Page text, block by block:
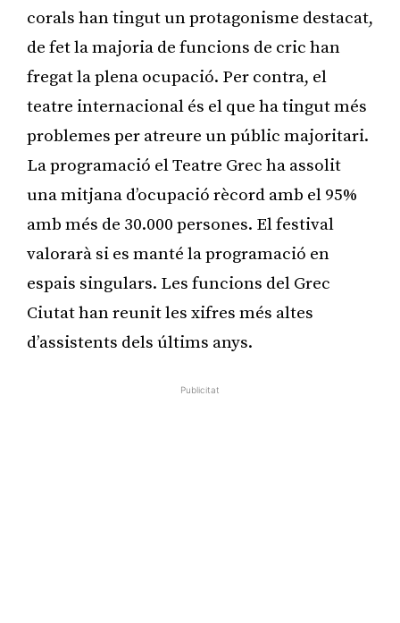
corals han tingut un protagonisme destacat,
de fet la majoria de funcions de cric han
fregat la plena ocupació. Per contra, el
teatre internacional és el que ha tingut més
problemes per atreure un públic majoritari.
La programació el Teatre Grec ha assolit
una mitjana d’ocupació rècord amb el 95%
amb més de 30.000 persones. El festival
valorarà si es manté la programació en
espais singulars. Les funcions del Grec
Ciutat han reunit les xifres més altes
d’assistents dels últims anys.
Publicitat